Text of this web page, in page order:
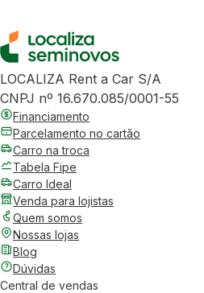
LOCALIZA Rent a Car S/A
CNPJ nº 16.670.085/0001-55
Financiamento
Parcelamento no cartão
Carro na troca
Tabela Fipe
Carro Ideal
Venda para lojistas
Quem somos
Nossas lojas
Blog
Dúvidas
Central de vendas